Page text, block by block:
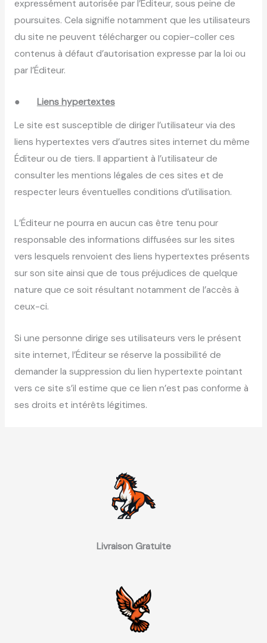
expressément autorisée par l’Éditeur, sous peine de
poursuites. Cela signifie notamment que les utilisateurs
du site ne peuvent télécharger ou copier-coller ces
contenus à défaut d’autorisation expresse par la loi ou
par l’Éditeur.
● Liens hypertextes
Le site est susceptible de diriger l’utilisateur via des
liens hypertextes vers d’autres sites internet du même
Éditeur ou de tiers. Il appartient à l’utilisateur de
consulter les mentions légales de ces sites et de
respecter leurs éventuelles conditions d’utilisation.
L’Éditeur ne pourra en aucun cas être tenu pour
responsable des informations diffusées sur les sites
vers lesquels renvoient des liens hypertextes présents
sur son site ainsi que de tous préjudices de quelque
nature que ce soit résultant notamment de l’accès à
ceux-ci.
Si une personne dirige ses utilisateurs vers le présent
site internet, l’Éditeur se réserve la possibilité de
demander la suppression du lien hypertexte pointant
vers ce site s’il estime que ce lien n’est pas conforme à
ses droits et intérêts légitimes.
Livraison Gratuite